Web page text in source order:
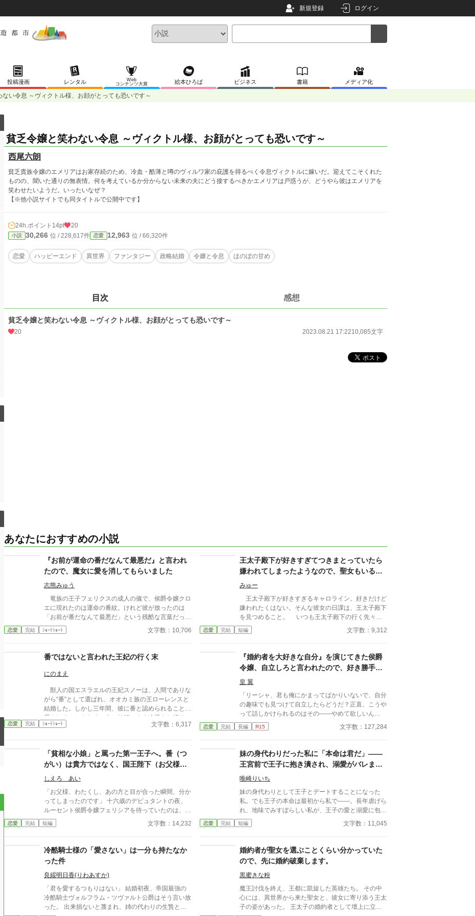
新規登録 ログイン
投稿漫画 レンタル
Web
コンテンツ大賞
絵本ひろば ビジネス 書籍 メディア化
ない令息 ～ヴィクトル様、お顔がとっても恐いです～
貧乏令嬢と笑わない令息 ～ヴィクトル様、お顔がとっても恐いです～
西尾六朗
貧乏貴族令嬢のエメリアはお家存続のため、冷血・酷薄と噂のヴィルワ家の庇護を得るべく令息ヴィクトルに嫁いだ。迎えてこそくれた
ものの、聞いた通りの無表情。何を考えているか分からない未来の夫にどう接するべきかエメリアは戸惑うが、どうやら彼はエメリアを
笑わせたいようだ。いったいなぜ？
【※他小説サイトでも同タイトルで公開中です】
24h.ポイント 14pt 20
小説 30,266 位 / 228,617件 恋愛 12,963 位 / 66,320件
恋愛 ハッピーエンド 異世界 ファンタジー 政略結婚 令嬢と令息 ほのぼの甘め
目次 感想
貧乏令嬢と笑わない令息 ～ヴィクトル様、お顔がとっても恐いです～
20 2023.08.21 17:2210,085文字
あなたにおすすめの小説
『お前が運命の番だなんて最悪だ』と言われ
たので、魔女に愛を消してもらいました
志熊みゅう
竜族の王子フェリクスの成人の儀で、侯爵令嬢クロ
エに現れたのは運命の番紋。けれど彼が放ったのは
「お前が番だなんて最悪だ」という残酷な言葉だっ
た。 異母妹ばかりを愛する王子、家族に疎まれる
日々に耐えきれなくなったクロエは、半地下に住む魔
嫉妬も失い、辺境で静かに生き直そうとした彼女のも
とに、三年後、王宮から使者が現れる。異母妹の魅了
が暴かれ、王子は今さら真実の愛を誓うが、クロエの
を取り戻したい竜王子。番たちの行く末は――。
恋愛 完結 ｼｮｰﾄｼｮｰﾄ 文字数：10,706
王太子殿下が好きすぎてつきまとっていたら
嫌われてしまったようなので、聖女もいるこ
とだし悪役令嬢の私は退散することにしまし
みゅー
王太子殿下が好きすぎるキャロライン。好きだけど
嫌われたくはない。そんな彼女の日課は、王太子殿下
を見つめること。 いつも王太子殿下の行く先々に
出没して王太子殿下を見つめていたが、ついにそんな
生活が終わるときが来る。 聖女が現れたのだ。そ
世界に転生していてそこで悪役令嬢だったことを思い
出す。 王太子殿下に嫌われたくはないキャロライ
ンは、王太子殿下の前から姿を消すことにした。そん
恋愛 完結 短編 文字数：9,312
番ではないと言われた王妃の行く末
にのまえ
獣人の国エスラエルの王妃スノーは、人間でありな
がら“番”として選ばれ、オオカミ族の王ローレンスと
結婚した。しかし三年間、彼に番と認められることも
愛されることもなく、白い結婚のまま冷遇され続け
る。 それでも王妃として国に尽くしてきたスノー
たスノーは離縁を決意し、国を去ろうとする。 し
かしその道中、レイアー嬢の実家の襲撃に遭い、スノ
魔法で多くの命を救う。 これでスノーの、人生は
終わりのはずだった。 だが次に目を覚ますと、ス
ノーは三年前の結婚式当日に戻っていた。何度死んで
も、何度拒絶しても、結婚式の誓いの瞬間へと戻され
る。 番から逃れようと、スノーは何度も死を選ぶ
が――。
恋愛 完結 ｼｮｰﾄｼｮｰﾄ 文字数：6,317
『婚約者を大好きな自分』を演じてきた侯爵
令嬢、自立しろと言われたので、好き勝手に
生きていくことにしました
皇 翼
「リーシャ、君も俺にかまってばかりいないで、自分
の趣味でも見つけて自立したらどうだ？正直、こうや
って話しかけられるのはその――やめて欲しいん
だ……周りの目もあるし、君なら分かるだろう？」
頭を急に鈍器で殴られたような感覚に陥る一言だっ
の前であったというのが間違いだったのかもしれな
い。 この一言で彼女の人生は一変した――。 ＊＊＊
＊＊＊ ※タイトル少し変えました。 ・暫く書いてい
なかったらかなり文体が変わってしまったので、書き
直ししています。 ・トラブル回避のため、完結まで
感想欄は開きません。
恋愛 完結 長編 R15 文字数：127,284
「貧相な小娘」と罵った第一王子へ。番（つ
がい）は貴方ではなく、国王陛下（お父様）
でした
しえろ あい
「お父様、わたくし、あの方と目が合った瞬間、分か
ってしまったのです」 十六歳のデビュタントの夜、
ルーセント侯爵令嬢フェリシアを待っていたのは、残
酷な罵倒だった。第一王子カシウスは、可憐な白いド
レスを纏った彼女を「貧相な小娘」と呼び、己の番
に響く冷笑と、愛用の刺繍に込めた自信さえ打ち砕く
ような屈辱。しかし、絶望の淵に立たされた彼女を見
つめていたのは、王子ではなく、圧倒的な威厳を放つ
「ある男」だった。 魂を焦がすような熱い視線が重
なり、静まり返る謁見の間。この出会いが、王室を揺
るがす大事件の幕開けになるとは、まだ誰も知らな
い。自身の価値を否定された少女が、真実の愛によっ
て世界で最も幸福な王妃へと駆け上がる、逆転溺愛ス
恋愛 完結 短編 文字数：14,232
妹の身代わりだった私に「本命は君だ」――
王宮前で王子に抱き潰され、溺愛がバレまし
た。～私が虐げられるきっかけになった少年
唯崎りいち
妹の身代わりとして王子とデートすることになった
私。でも王子の本命は最初から私で――。長年虐げら
れ、地味でみすぼらしい私が、王子の愛と溺愛に包ま
れ、ついに幸せを掴む甘々ラブファンタジー。妹や家
族との誤解、影武者の存在も絡み、ハラハラと胸キュ
恋愛 完結 短編 文字数：11,045
冷酷騎士様の「愛さない」は一分も持たなか
った件
良綏明日香(りわあすか)
「君を愛するつもりはない」 結婚初夜、帝国最強の
冷酷騎士ヴォルフラム・ツヴァルト公爵はそう言い放
った。 出来損ないと蔑まれ、姉の代わりの生贄とし
婚約者が聖女を選ぶことくらい分かっていた
ので、先に婚約破棄します。
黒蜜きな粉
魔王討伐を終え、王都に凱旋した英雄たち。 その中
心には、異世界から来た聖女と、彼女に寄り添う王太
子の姿があった。 王太子の婚約者として壇上に立ち